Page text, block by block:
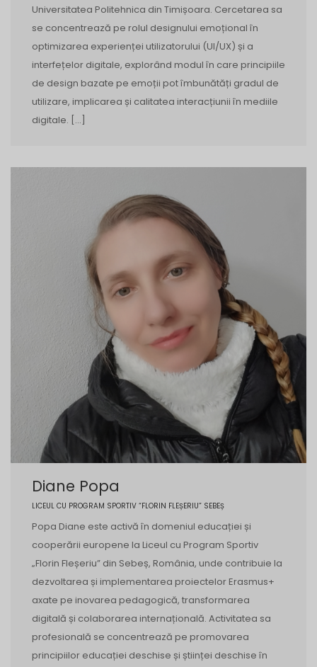
Universitatea Politehnica din Timișoara. Cercetarea sa
se concentrează pe rolul designului emoțional în
optimizarea experienței utilizatorului (UI/UX) și a
interfețelor digitale, explorând modul în care principiile
de design bazate pe emoții pot îmbunătăți gradul de
utilizare, implicarea și calitatea interacțiunii în mediile
digitale. […]
Diane Popa
LICEUL CU PROGRAM SPORTIV “FLORIN FLEȘERIU” SEBEȘ
Popa Diane este activă în domeniul educației și
cooperării europene la Liceul cu Program Sportiv
„Florin Fleșeriu” din Sebeș, România, unde contribuie la
dezvoltarea și implementarea proiectelor Erasmus+
axate pe inovarea pedagogică, transformarea
digitală și colaborarea internațională. Activitatea sa
profesională se concentrează pe promovarea
principiilor educației deschise și științei deschise în